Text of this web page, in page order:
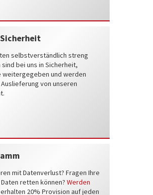
selbstverständlich streng
bei uns in Sicherheit,
weitergegeben und werden
von unseren
mit Datenverlust? Fragen Ihre
retten können? Werden
20% Provision auf jeden